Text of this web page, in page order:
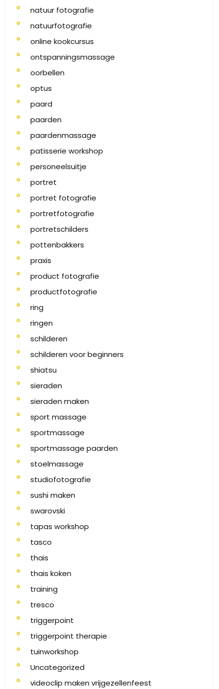
natuur fotografie
natuurfotografie
online kookcursus
ontspanningsmassage
oorbellen
optus
paard
paarden
paardenmassage
patisserie workshop
personeelsuitje
portret
portret fotografie
portretfotografie
portretschilders
pottenbakkers
praxis
product fotografie
productfotografie
ring
ringen
schilderen
schilderen voor beginners
shiatsu
sieraden
sieraden maken
sport massage
sportmassage
sportmassage paarden
stoelmassage
studiofotografie
sushi maken
swarovski
tapas workshop
tasco
thais
thais koken
training
tresco
triggerpoint
triggerpoint therapie
tuinworkshop
Uncategorized
videoclip maken vrijgezellenfeest